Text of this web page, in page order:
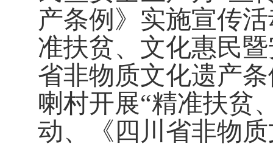
产条例》实施宣传
准扶贫、文化惠民
省非物质文化遗产
喇村开展“精准扶贫
动、《四川省非物